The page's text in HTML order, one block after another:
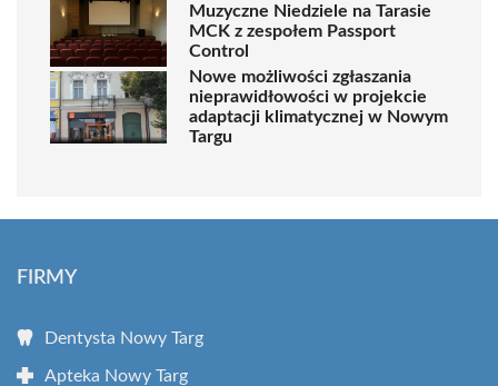
Muzyczne Niedziele na Tarasie
MCK z zespołem Passport
Control
Nowe możliwości zgłaszania
nieprawidłowości w projekcie
adaptacji klimatycznej w Nowym
Targu
FIRMY
Dentysta Nowy Targ
Apteka Nowy Targ